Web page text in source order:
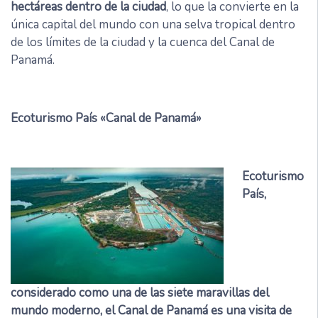
hectáreas dentro de la ciudad, lo que la convierte en la
única capital del mundo con una selva tropical dentro
de los límites de la ciudad y la cuenca del Canal de
Panamá.
Ecoturismo País «Canal de Panamá»
Ecoturismo
País,
considerado como una de las siete maravillas del
mundo moderno, el Canal de Panamá es una visita de